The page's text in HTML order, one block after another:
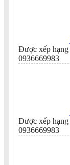
Được xếp hạng
0936669983
Được xếp hạng
0936669983